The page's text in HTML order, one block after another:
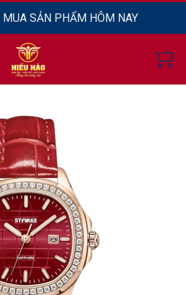
SẢN PHẨM HÔM NAY